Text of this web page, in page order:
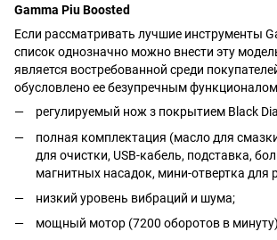
Gamma Piu Boosted
Если рассматривать лучшие инструменты
список однозначно можно внести эту
является востребованной среди
обусловлено ее безупречным
регулируемый нож з покрытием Black
полная комплектация (масло для
для очистки, USB-кабель, подставка,
магнитных насадок, мини-отвертка для
низкий уровень вибраций и шума;
мощный мотор (7200 оборотов в